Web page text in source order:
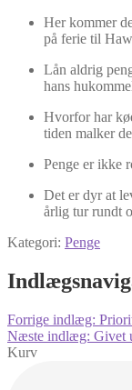
Her kommer
på ferie til
Lån aldrig
hans
Hvorfor har
tiden malker
Penge er ikke
Det er dyr at
årlig tur rundt
Kategori: Penge
Forrige indlæg:
Næste indlæg: Givet
Kurv